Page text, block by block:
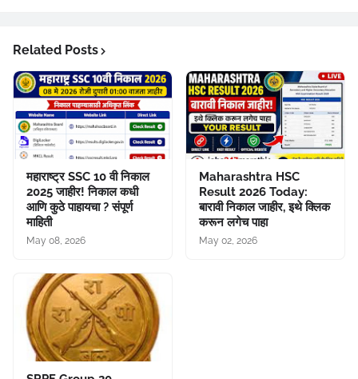
Related Posts
महाराष्ट्र SSC 10 वी निकाल
2025 जाहीर! निकाल कधी
आणि कुठे पाहायचा ? संपूर्ण
माहिती
May 08, 2026
Maharashtra HSC
Result 2026 Today:
बारावी निकाल जाहीर, इथे क्लिक
करून लगेच पाहा
May 02, 2026